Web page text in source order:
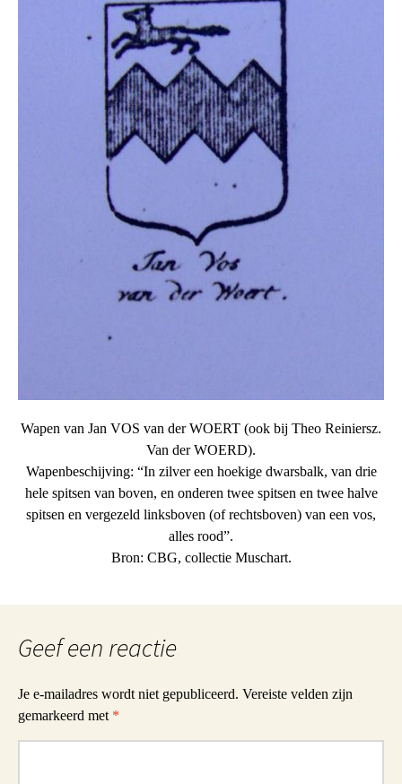
Wapen van Jan VOS van der WOERT (ook bij Theo Reiniersz.
Van der WOERD).
Wapenbeschijving: “In zilver een hoekige dwarsbalk, van drie
hele spitsen van boven, en onderen twee spitsen en twee halve
spitsen en vergezeld linksboven (of rechtsboven) van een vos,
alles rood”.
Bron: CBG, collectie Muschart.
Geef een reactie
Je e-mailadres wordt niet gepubliceerd. Vereiste velden zijn
gemarkeerd met *